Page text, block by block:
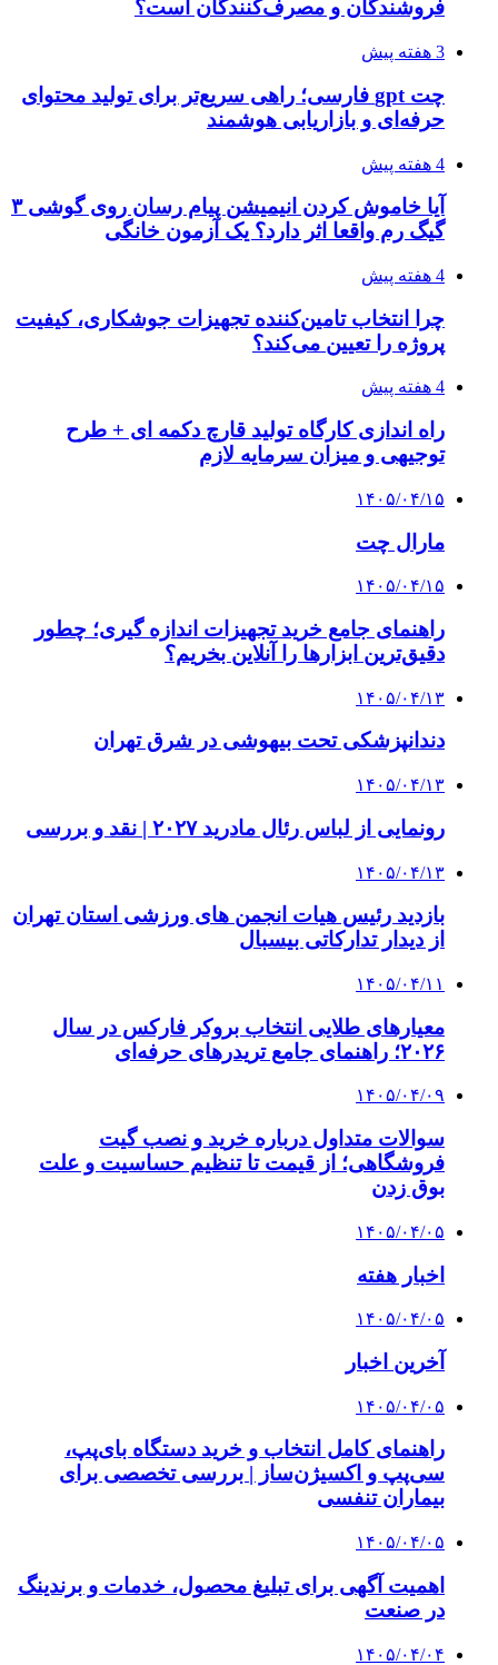
فروشندگان و مصرف‌کنندگان است؟
3 هفته پیش
چت gpt فارسی؛ راهی سریع‌تر برای تولید محتوای
حرفه‌ای و بازاریابی هوشمند
4 هفته پیش
آیا خاموش کردن انیمیشن پیام رسان روی گوشی ۳
گیگ رم واقعا اثر دارد؟ یک آزمون خانگی
4 هفته پیش
چرا انتخاب تامین‌کننده تجهیزات جوشکاری، کیفیت
پروژه را تعیین می‌کند؟
4 هفته پیش
راه اندازی کارگاه تولید قارچ دکمه ای + طرح
توجیهی و میزان سرمایه لازم
۱۴۰۵/۰۴/۱۵
مارال چت
۱۴۰۵/۰۴/۱۵
راهنمای جامع خرید تجهیزات اندازه گیری؛ چطور
دقیق‌ترین ابزارها را آنلاین بخریم؟
۱۴۰۵/۰۴/۱۳
دندانپزشکی تحت بیهوشی در شرق تهران
۱۴۰۵/۰۴/۱۳
رونمایی از لباس رئال مادرید ۲۰۲۷ | نقد و بررسی
۱۴۰۵/۰۴/۱۳
بازدید رئیس هیات انجمن های ورزشی استان تهران
از دیدار تدارکاتی بیسبال
۱۴۰۵/۰۴/۱۱
معیارهای طلایی انتخاب بروکر فارکس در سال
۲۰۲۶؛ راهنمای جامع تریدرهای حرفه‌ای
۱۴۰۵/۰۴/۰۹
سوالات متداول درباره خرید و نصب گیت
فروشگاهی؛ از قیمت تا تنظیم حساسیت و علت
بوق زدن
۱۴۰۵/۰۴/۰۵
اخبار هفته
۱۴۰۵/۰۴/۰۵
آخرین اخبار
۱۴۰۵/۰۴/۰۵
راهنمای کامل انتخاب و خرید دستگاه بای‌پپ،
سی‌پپ و اکسیژن‌ساز | بررسی تخصصی برای
بیماران تنفسی
۱۴۰۵/۰۴/۰۵
اهمیت آگهی برای تبلیغ محصول، خدمات و برندینگ
در صنعت
۱۴۰۵/۰۴/۰۴